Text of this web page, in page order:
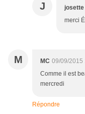
J josette
merci
M MC 09/09/2015
Comme il est
mercredi
Répondre